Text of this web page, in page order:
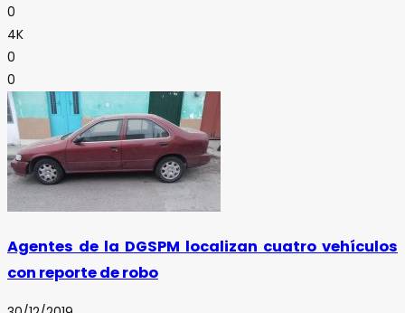
0
4K
0
0
Agentes de la DGSPM localizan cuatro vehículos
con reporte de robo